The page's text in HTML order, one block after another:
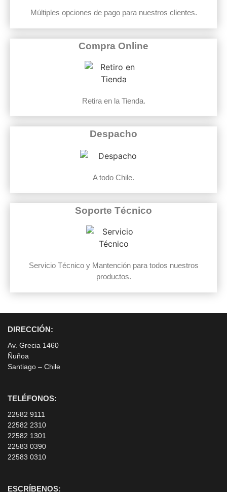
Múltiples opciones de pago para nuestros clientes.
Compra Online
Retira en la Tienda.
Despacho
A todo Chile.
Soporte Técnico
Servicio Técnico y Mantención para todos nuestros
productos.
DIRECCIÓN:
Av. Grecia 1460
Ñuñoa
Santiago – Chile
TELÉFONOS:
22582 9111
22582 2310
22582 1301
22583 0390
22583 0310
ESCRÍBENOS: